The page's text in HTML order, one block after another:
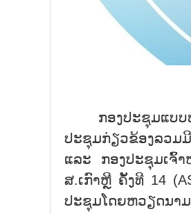
ກອງປະຊຸມແບບທາ
ປະຊຸມກ່ຽວຂ້ອງລວມ
ແລະ ກອງປະຊຸມເຈົ້
ສ.ເກົາຫຼີ ຄັ້ງທີ 14
ປະຊຸມໂດຍຫວຽດນາມ